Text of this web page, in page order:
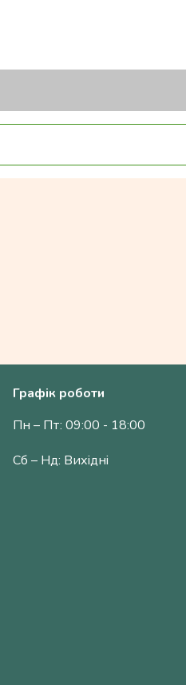
Графік роботи
Пн – Пт: 09:00 - 18:00
Сб – Нд: Вихідні